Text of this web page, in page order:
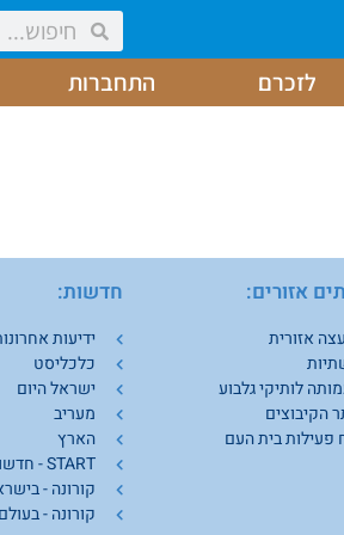
לזכרם התחברות
אזורים:
אזורית
לותיקי גלבוע
הקיבוצים
פעילות בית העם
חדשות:
ידיעות
כלכליסט
ישראל היום
מעריב
הארץ
START - חדשות
קורונה -
קורונה - בעולם